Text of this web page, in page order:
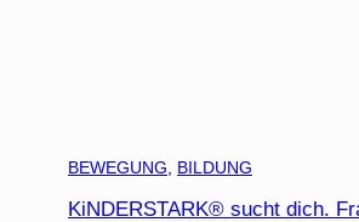
BEWEGUNG BILDUNG
KiNDERSTARK® sucht dich.